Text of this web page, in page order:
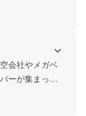
会社やメガベ
ーが集まって